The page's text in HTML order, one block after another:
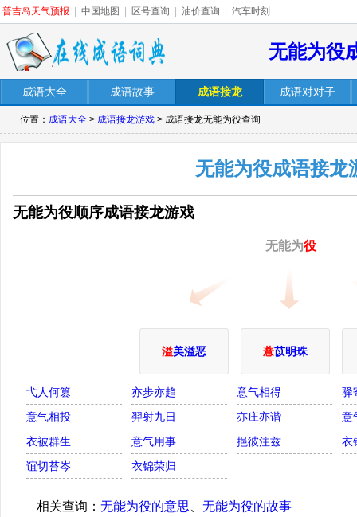
普吉岛天气预报 中国地图 区号查询 油价查询 汽车时刻
无能为役
成语大全 成语故事 成语接龙 成语对对子
位置： 成语大全 > 成语接龙游戏 > 成语接龙无能为役查询
无能为役成语接龙
无能为役顺序成语接龙游戏
无能为役
溢美溢恶 薏苡明珠
弋人何篡 亦步亦趋 意气相得
驿
意气相投
羿射九日 亦庄亦谐
意
衣被群生
意气用事 挹彼注兹
衣
谊切苔岑
衣锦荣归
相关查询： 无能为役的意思 无能为役的故事